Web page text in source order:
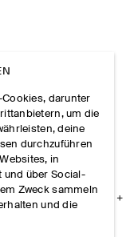
darunter
um die
deine
durchzuführen
in
und über Social-
Zweck sammeln
und die